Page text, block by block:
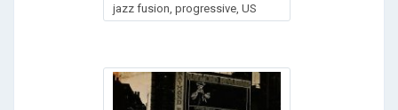
jazz fusion, progressive, US